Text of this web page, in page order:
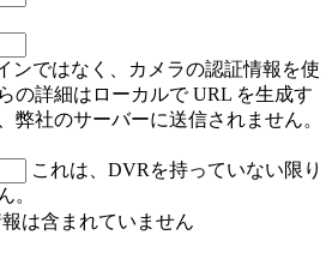
ンではなく、カメラの認証情報を使
の詳細はローカルで URL を生成す
弊社のサーバーに送信されません。
これは、DVRを持っていない限り
。
は含まれていません